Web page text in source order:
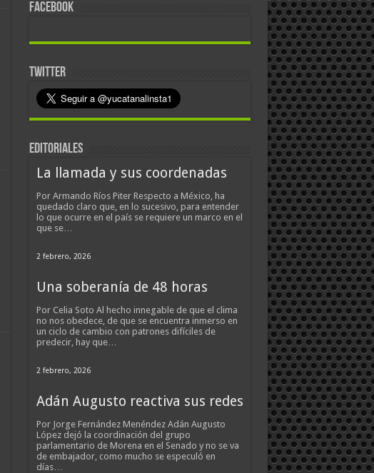
FACEBOOK
TWITTER
EDITORIALES
La llamada y sus coordenadas
Por Armando Ríos Piter Respecto a México, ha
quedado claro que, en lo sucesivo, para entender
lo que ocurre en el país se requiere un marco en el
que se…
2 febrero, 2026
Una soberanía de 48 horas
Por Celia Soto Al hecho innegable de que el clima
no nos obedece, de que se encuentra inmerso en
un ciclo de cambio con patrones difíciles de
predecir, hay que…
2 febrero, 2026
Adán Augusto reactiva sus redes
Por Jorge Fernández Menéndez Adán Augusto
López dejó la coordinación del grupo
parlamentario de Morena en el Senado y no se va
de embajador, como mucho se especuló en
días…